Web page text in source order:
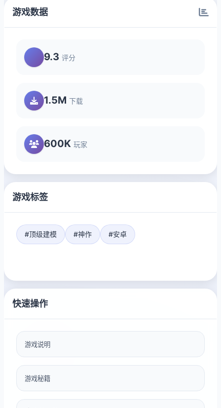
游戏数据
9.3 评分
1.5M 下载
600K 玩家
游戏标签
#顶级建模 #神作 #安卓
快速操作
游戏说明
游戏秘籍